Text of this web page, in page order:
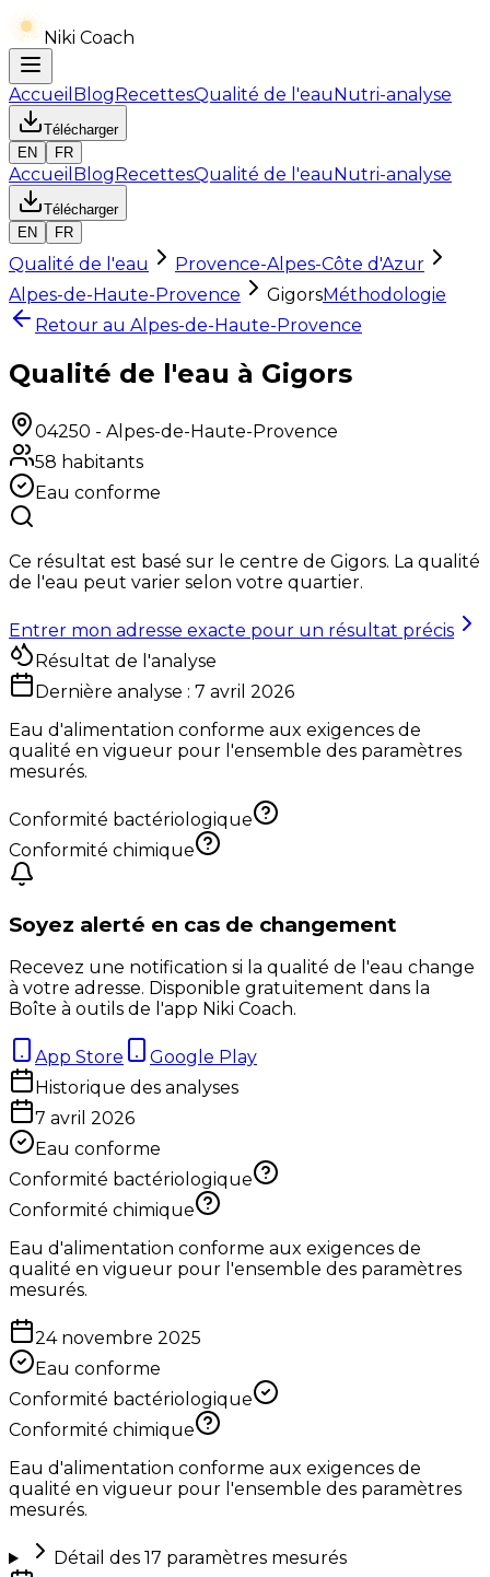
Niki Coach
Accueil BlogRecettesQualité de l'eauNutri-analyse
Télécharger
EN
FR
Accueil BlogRecettesQualité de l'eauNutri-analyse
Télécharger
EN
FR
Qualité de l'eau
Provence-Alpes-Côte d'Azur
Alpes-de-Haute-Provence
GigorsMéthodologie
Retour au Alpes-de-Haute-Provence
Qualité de l'eau à Gigors
04250 - Alpes-de-Haute-Provence
58 habitants
Eau conforme
Ce résultat est basé sur le centre de Gigors. La qualité
de l'eau peut varier selon votre quartier.
Entrer mon adresse exacte pour un résultat précis
Résultat de l'analyse
Dernière analyse : 7 avril 2026
Eau d'alimentation conforme aux exigences de
qualité en vigueur pour l'ensemble des paramètres
mesurés.
Conformité bactériologique
Conformité chimique
Soyez alerté en cas de changement
Recevez une notification si la qualité de l'eau change
à votre adresse. Disponible gratuitement dans la
Boîte à outils de l'app Niki Coach.
App Store
Google Play
Historique des analyses
7 avril 2026
Eau conforme
Conformité bactériologique
Conformité chimique
Eau d'alimentation conforme aux exigences de
qualité en vigueur pour l'ensemble des paramètres
mesurés.
24 novembre 2025
Eau conforme
Conformité bactériologique
Conformité chimique
Eau d'alimentation conforme aux exigences de
qualité en vigueur pour l'ensemble des paramètres
mesurés.
Détail des 17 paramètres mesurés